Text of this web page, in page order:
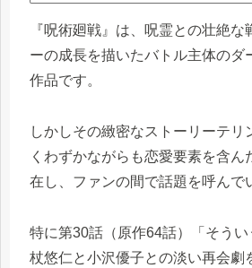
『呪術廻戦』は、呪霊との壮絶な
ーの成長を描いたバトル主体のダ
作品です。
しかしその緻密なストーリーテリ
くわずかながらも恋愛要素を含ん
在し、ファンの間で話題を呼んで
特に第30話（原作64話）「そう
杖悠仁と小沢優子との淡い再会劇